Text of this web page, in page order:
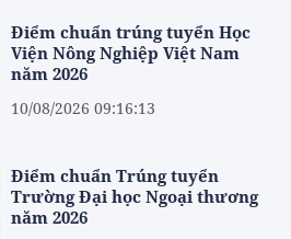
Điểm chuẩn trúng tuyển Học
Viện Nông Nghiệp Việt Nam
năm 2026
10/08/2026 09:16:13
Điểm chuẩn Trúng tuyển
Trường Đại học Ngoại thương
năm 2026